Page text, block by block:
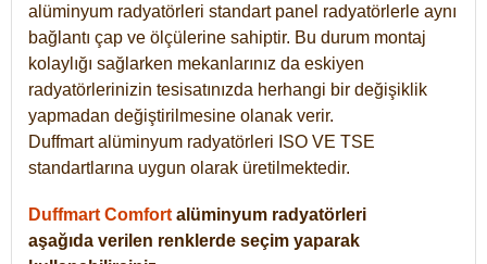
alüminyum radyatörleri standart panel radyatörlerle aynı
bağlantı çap ve ölçülerine sahiptir. Bu durum montaj
kolaylığı sağlarken mekanlarınız da eskiyen
radyatörlerinizin tesisatınızda herhangi bir değişiklik
yapmadan değiştirilmesine olanak verir.
Duffmart alüminyum radyatörleri ISO VE TSE
standartlarına uygun olarak üretilmektedir.
Duffmart Comfort alüminyum radyatörleri
aşağıda verilen renklerde seçim yaparak